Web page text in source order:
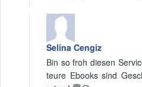
Selina Cengiz
Bin so froh diesen
teure Ebooks sind